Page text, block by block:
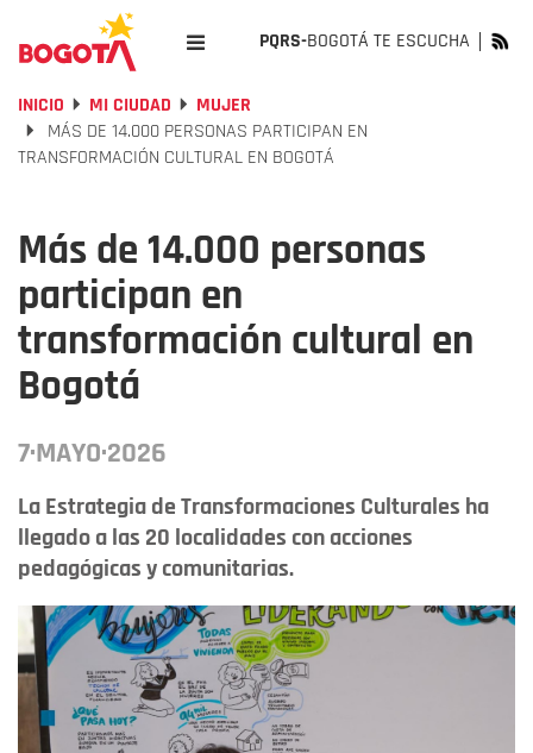
PQRS-BOGOTÁ TE ESCUCHA
INICIO MI CIUDAD
MUJER
MÁS DE 14.000 PERSONAS PARTICIPAN EN
TRANSFORMACIÓN CULTURAL EN BOGOTÁ
Más de 14.000 personas
participan en
transformación cultural en
Bogotá
7·MAYO·2026
La Estrategia de Transformaciones Culturales ha
llegado a las 20 localidades con acciones
pedagógicas y comunitarias.